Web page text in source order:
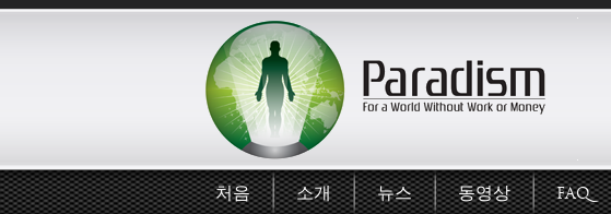
처음 소개 뉴스 동영상 FAQ